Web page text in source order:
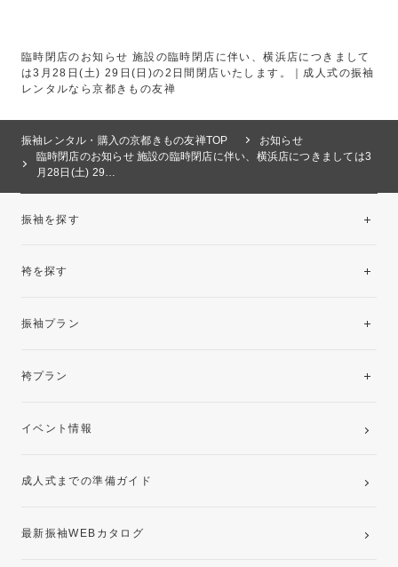
臨時閉店のお知らせ 施設の臨時閉店に伴い、横浜店につきまして
は3月28日(土) 29日(日)の2日間閉店いたします。｜成人式の振袖
レンタルなら京都きもの友禅
振袖レンタル・購入の京都きもの友禅TOP
お知らせ
臨時閉店のお知らせ 施設の臨時閉店に伴い、横浜店につきましては3
月28日(土) 29…
振袖を探す
袴を探す
振袖プラン
レンタルプラン
袴プラン
卒業袴レンタルプラン
イベント情報
成人式までの準備ガイド
最新振袖WEBカタログ